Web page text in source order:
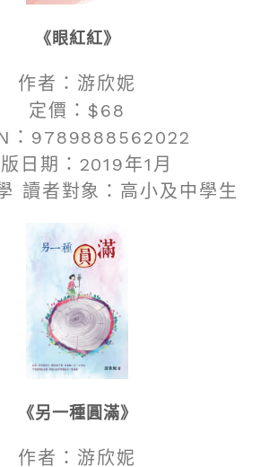
《眼紅紅》
作者：游欣妮
定價：$68
：9789888562022
日期：2019年1月
讀者對象：高小及中學生
《另一種圓滿》
作者：游欣妮